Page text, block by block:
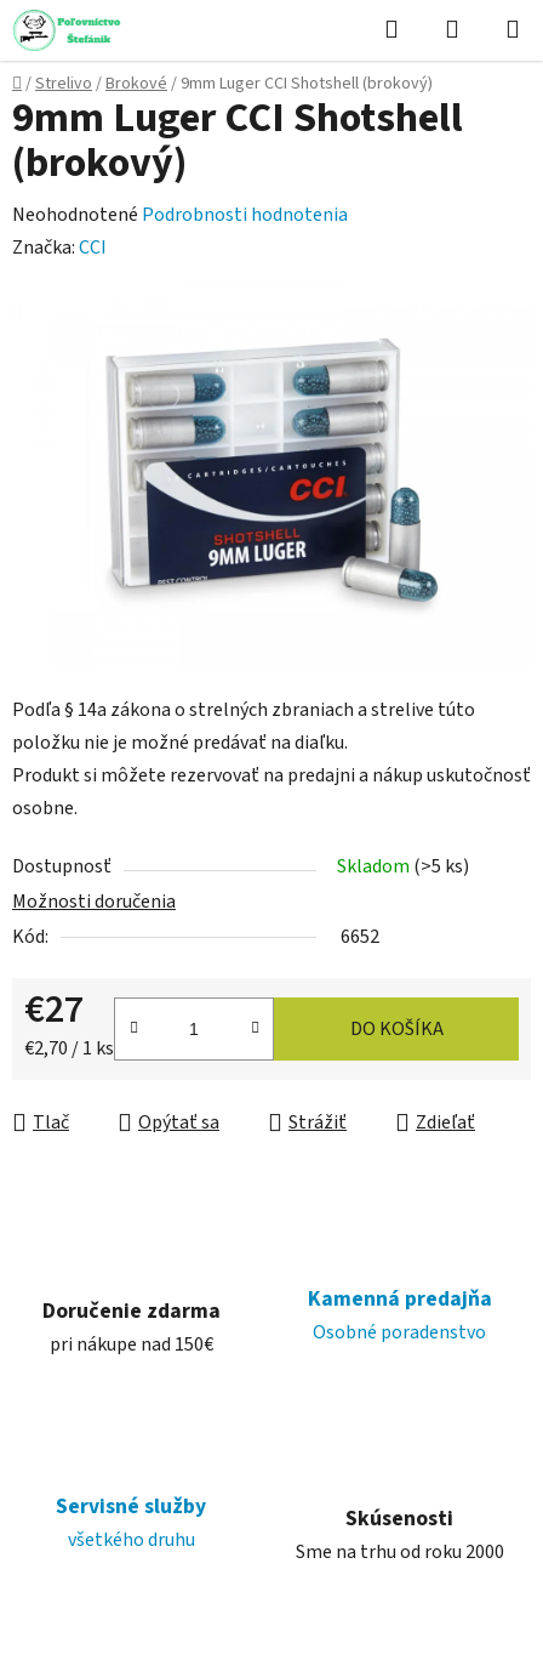
Prejsť
na
obsah
Hľadať
KOŠÍK
Domov
/Strelivo/Brokové/ 9mm Luger CCI Shotshell (brokový)
Podľa § 14a zákona o strelných zbraniach a strelive túto
položku nie je možné predávať na diaľku.
Produkt si môžete rezervovať na predajni a nákup uskutočnosť
osobne.
Dostupnosť Skladom (>5 ks)
Možnosti doručenia
Kód:
6652
€27
Jednotková cena:
€2,70 / 1 ks
DO KOŠÍKA
Tlač Opýtať sa Strážiť Zdieľať
9mm Luger CCI Shotshell
(brokový)
Priemerné
hodnotenie
Neohodnotené Podrobnosti hodnotenia
Značka:CCI
Doručenie zdarma
pri nákupe nad 150€
Kamenná predajňa
Osobné poradenstvo
Servisné služby
všetkého druhu
Skúsenosti
Sme na trhu od roku 2000